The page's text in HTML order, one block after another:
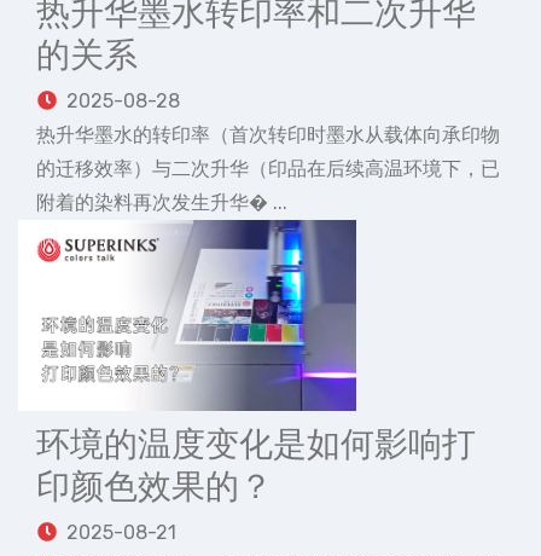
热升华墨水转印率和二次升华
的关系
2025-08-28
热升华墨水的转印率（首次转印时墨水从载体向承印物
的迁移效率）与二次升华（印品在后续高温环境下，已
附着的染料再次发生升华� ...
环境的温度变化是如何影响打
印颜色效果的？
2025-08-21